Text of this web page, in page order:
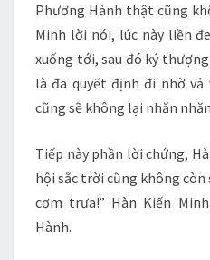
Phương Hành thật cũng
Minh lời nói, lúc này liền
xuống tới, sau đó ký
là đã quyết định đi nhờ
cũng sẽ không lại nhăn
Tiếp này phần lời chứng,
hội sắc trời cũng không còn
cơm trưa!” Hàn Kiến
Hành.